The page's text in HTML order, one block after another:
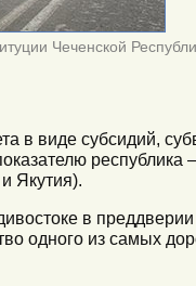
Чеченской
в виде субсидий,
республика
Якутия).
в
одного из самых